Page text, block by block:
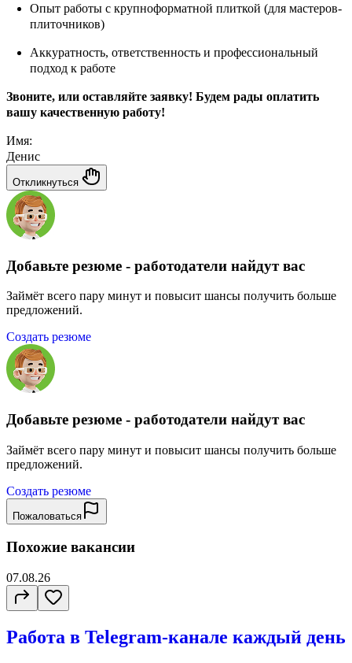
Опыт работы с крупноформатной плиткой (для мастеров-
плиточников)
Аккуратность, ответственность и профессиональный
подход к работе
Звоните, или оставляйте заявку! Будем рады оплатить
вашу качественную работу!
Имя:
Денис
Откликнуться
Добавьте резюме - работодатели найдут вас
Займёт всего пару минут и повысит шансы получить больше
предложений.
Создать резюме
Добавьте резюме - работодатели найдут вас
Займёт всего пару минут и повысит шансы получить больше
предложений.
Создать резюме
Пожаловаться
Похожие вакансии
07.08.26
Работа в Telegram-канале каждый день